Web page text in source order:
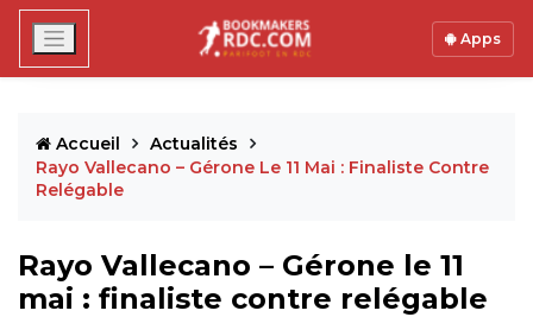
Apps
Accueil
Actualités
Rayo Vallecano – Gérone Le 11 Mai : Finaliste Contre
Relégable
Rayo Vallecano – Gérone le 11
mai : finaliste contre relégable